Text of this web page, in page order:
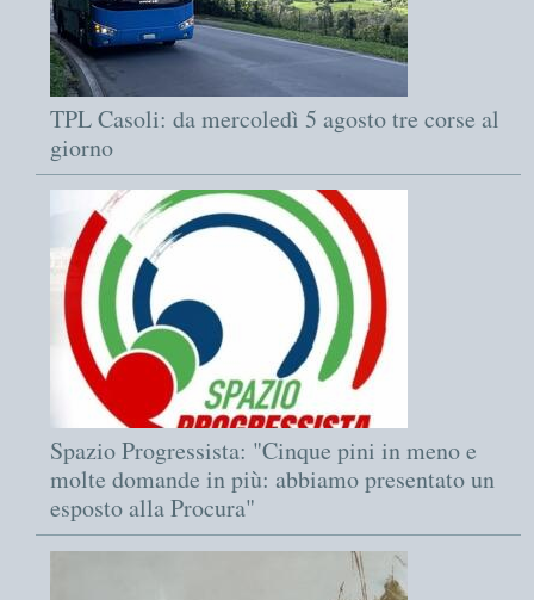
TPL Casoli: da mercoledì 5 agosto tre corse al
giorno
Spazio Progressista: "Cinque pini in meno e
molte domande in più: abbiamo presentato un
esposto alla Procura"